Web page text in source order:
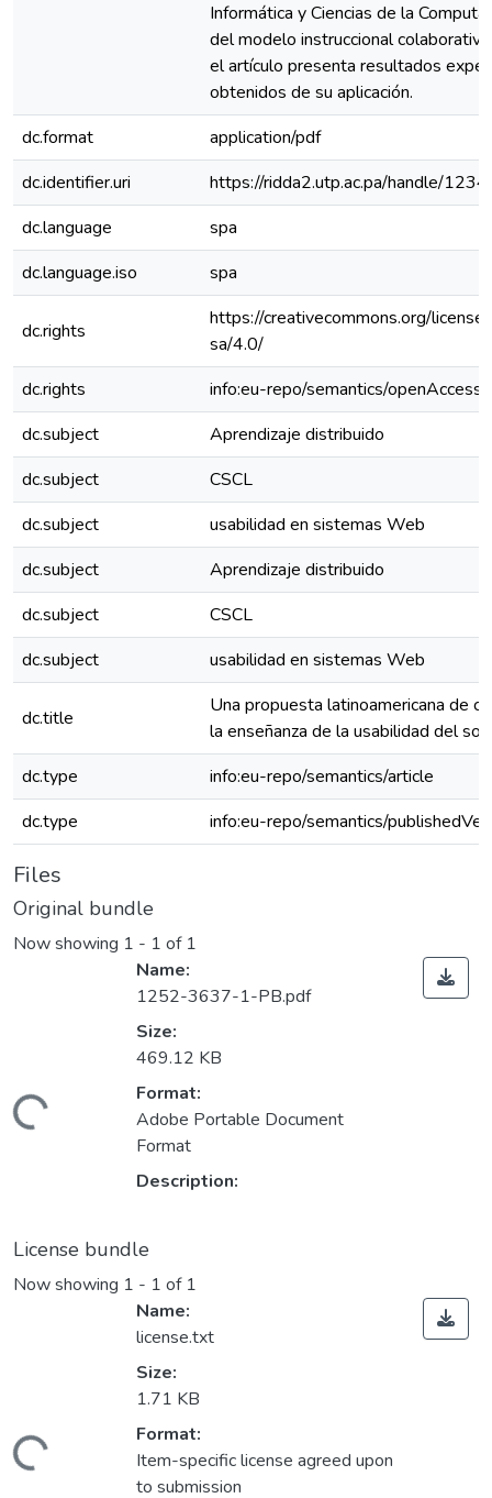
Informática y Ciencias de la
del modelo instruccional
el artículo presenta resultados
obtenidos de su aplicación.
dc.format
application/pdf
dc.identifier.uri
https://ridda2.utp.ac.pa/handle/
dc.language
spa
dc.language.iso
spa
dc.rights
https://creativecommons.org/
sa/4.0/
dc.rights
info:eu-repo/semantics/openAccess
dc.subject
Aprendizaje distribuido
dc.subject
CSCL
dc.subject
usabilidad en sistemas Web
dc.subject
Aprendizaje distribuido
dc.subject
CSCL
dc.subject
usabilidad en sistemas Web
dc.title
Una propuesta latinoamericana de
la enseñanza de la usabilidad del
dc.type
info:eu-repo/semantics/article
dc.type
info:eu-repo/semantics/
Files
Original bundle
Now showing 1 - 1 of 1
Name:
1252-3637-1-PB.pdf
Size:
469.12 KB
Format:
Adobe Portable Document
Format
Description:
License bundle
Now showing 1 - 1 of 1
Name:
license.txt
Size:
1.71 KB
Format:
Item-specific license agreed upon
to submission